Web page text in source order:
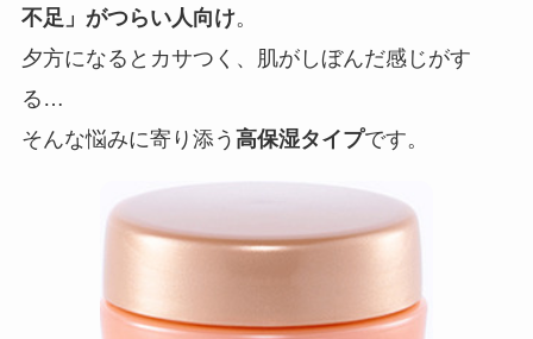
不足」がつらい人向け。
夕方になるとカサつく、肌がしぼんだ感じがす
る…
そんな悩みに寄り添う 高保湿タイプです。